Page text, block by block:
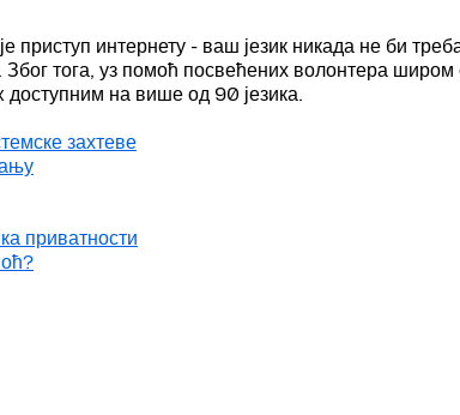
приступ интернету - ваш језик никада не би
Због тога, уз помоћ посвећених волонтера широм
на више од 90 језика.
захтеве
приватности